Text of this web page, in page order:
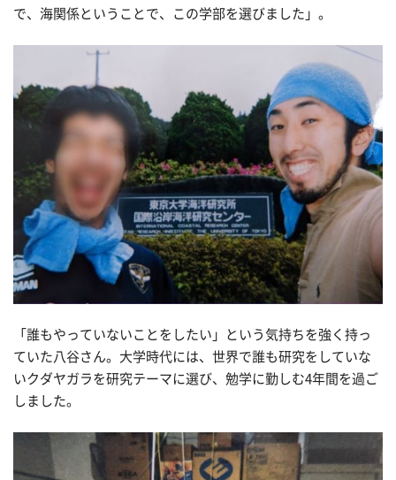
で、海関係ということで、この学部を選びました」。
「誰もやっていないことをしたい」という気持ちを強く持っ
ていた八谷さん。大学時代には、世界で誰も研究をしていな
いクダヤガラを研究テーマに選び、勉学に勤しむ4年間を過ご
しました。